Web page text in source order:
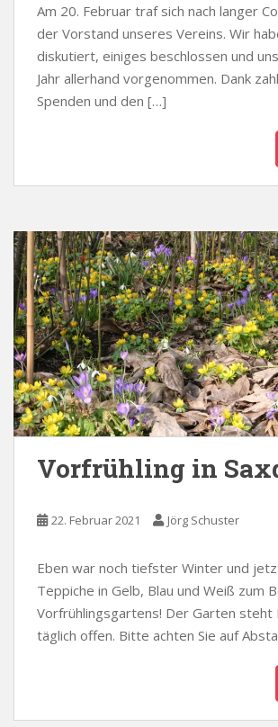
Am 20. Februar traf sich nach langer
der Vorstand unseres Vereins. Wir
diskutiert, einiges beschlossen und
Jahr allerhand vorgenommen. Dank
Spenden und den […]
Vorfrühling in
22. Februar 2021 Jörg Schuster
Eben war noch tiefster Winter und
Teppiche in Gelb, Blau und Weiß zum
Vorfrühlingsgartens! Der Garten steht
täglich offen. Bitte achten Sie auf